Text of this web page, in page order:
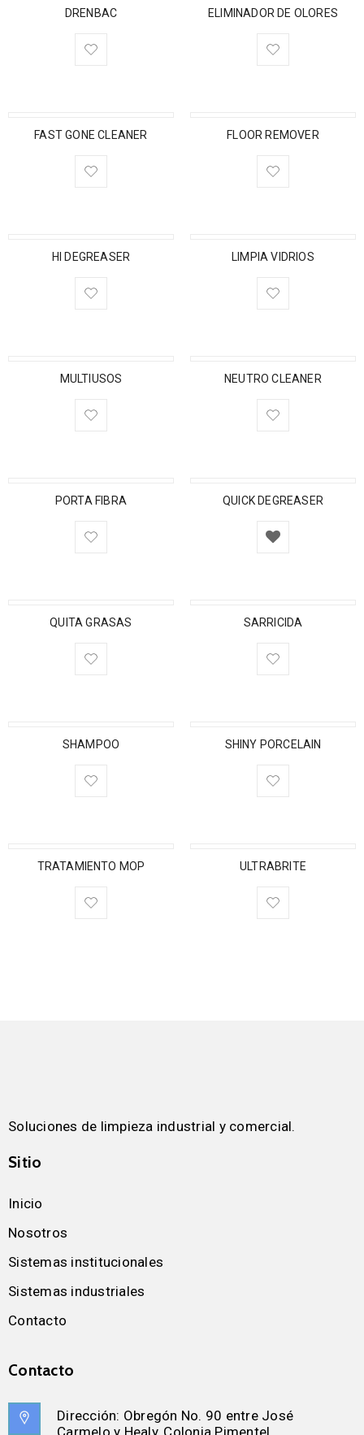
DRENBAC ELIMINADOR DE OLORES
FAST GONE CLEANER FLOOR REMOVER
HI DEGREASER LIMPIA VIDRIOS
MULTIUSOS NEUTRO CLEANER
PORTA FIBRA QUICK DEGREASER
QUITA GRASAS SARRICIDA
SHAMPOO SHINY PORCELAIN
TRATAMIENTO MOP ULTRABRITE
Soluciones de limpieza industrial y comercial.
Sitio
Inicio
Nosotros
Sistemas institucionales
Sistemas industriales
Contacto
Contacto
Dirección: Obregón No. 90 entre José
Carmelo y Healy, Colonia Pimentel.